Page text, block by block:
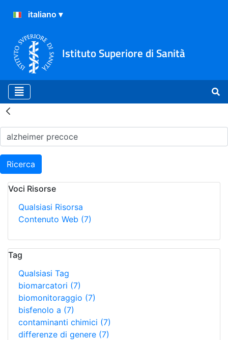
Istituto Superiore di Sanità
Risultati della Ricerca -
Ricerca
Voci Risorse
Qualsiasi Risorsa
Contenuto Web (7)
Tag
Qualsiasi Tag
biomarcatori (7)
biomonitoraggio (7)
bisfenolo a (7)
contaminanti chimici (7)
differenze di genere (7)